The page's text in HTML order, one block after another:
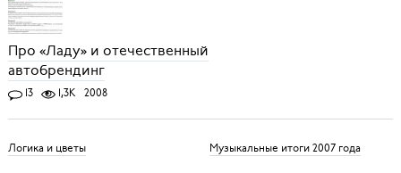
Про «Ладу» и отечественный
автобрендинг
13 1,3K 2008
Логика и цветы Музыкальные итоги 2007 года